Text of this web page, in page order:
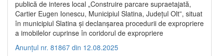
publică de interes local „Construire parcare supraetajată,
Cartier Eugen Ionescu, Municipiul Slatina, Județul Olt”, situat
în municipiul Slatina și declanșarea procedurii de expropriere
a imobilelor cuprinse în coridorul de expropriere
Anunțul nr. 81867 din 12.08.2025